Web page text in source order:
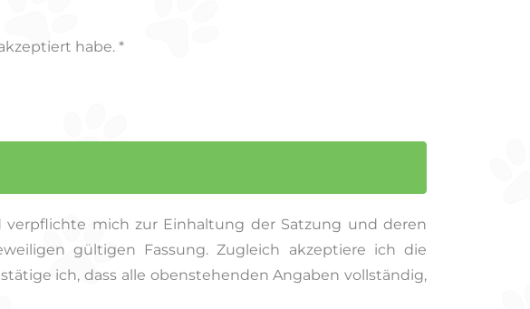
habe. *
verpflichte mich zur Einhaltung der Satzung und deren
gültigen Fassung. Zugleich akzeptiere ich die
ich, dass alle obenstehenden Angaben vollständig,